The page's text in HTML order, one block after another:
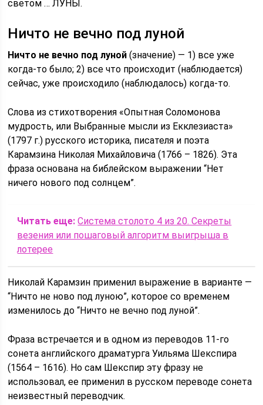
светом … ЛУНЫ.
Ничто не вечно под луной
Ничто не вечно под луной (значение) — 1) все уже
когда-то было; 2) все что происходит (наблюдается)
сейчас, уже происходило (наблюдалось) когда-то.
Слова из стихотворения «Опытная Соломонова
мудрость, или Выбранные мысли из Екклезиаста»
(1797 г.) русского историка, писателя и поэта
Карамзина Николая Михайловича (1766 – 1826). Эта
фраза основана на библейском выражении “Нет
ничего нового под солнцем”.
Читать еще: Система столото 4 из 20. Секреты
везения или пошаговый алгоритм выигрыша в
лотерее
Николай Карамзин применил выражение в варианте —
“Ничто не ново под луною”, которое со временем
изменилось до “Ничто не вечно под луной”.
Фраза встречается и в одном из переводов 11-го
сонета английского драматурга Уильяма Шекспира
(1564 – 1616). Но сам Шекспир эту фразу не
использовал, ее применил в русском переводе сонета
неизвестный переводчик.